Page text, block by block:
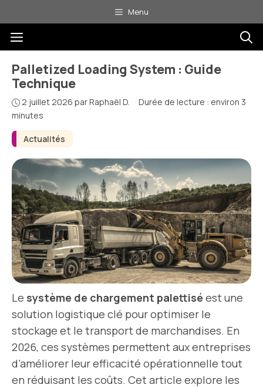
au
contenu
Menu
Menu
Actualités
Palletized Loading System : Guide
Technique
2 juillet 2026 parRaphaël D. · Durée de lecture : environ 3
minutes
Le système de chargement palettisé est une
solution logistique clé pour optimiser le
stockage et le transport de marchandises. En
2026, ces systèmes permettent aux entreprises
d’améliorer leur efficacité opérationnelle tout
en réduisant les coûts. Cet article explore les